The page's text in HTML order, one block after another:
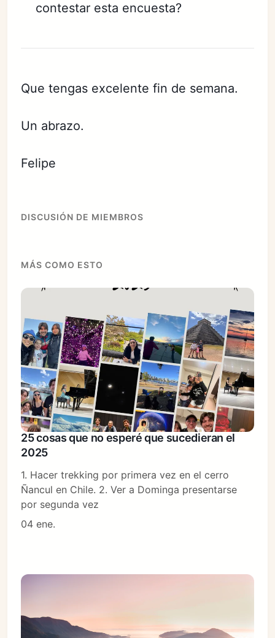
contestar esta encuesta?
Que tengas excelente fin de semana.
Un abrazo.
Felipe
DISCUSIÓN DE MIEMBROS
MÁS COMO ESTO
25 cosas que no esperé que sucedieran el
2025
1. Hacer trekking por primera vez en el cerro
Ñancul en Chile. 2. Ver a Dominga presentarse
por segunda vez
04 ene.